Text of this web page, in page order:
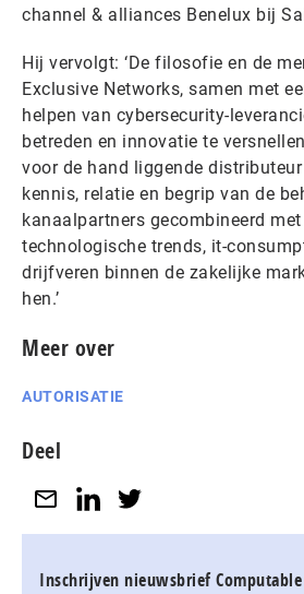
channel & alliances Benelux bij
Hij vervolgt: ‘De filosofie en de
Exclusive Networks, samen met
helpen van cybersecurity-
betreden en innovatie te
voor de hand liggende
kennis, relatie en begrip van de
kanaalpartners gecombineerd
technologische trends, it-
drijfveren binnen de zakelijke
hen.’
Meer over
AUTORISATIE
Deel
Inschrijven nieuwsbrief Computable